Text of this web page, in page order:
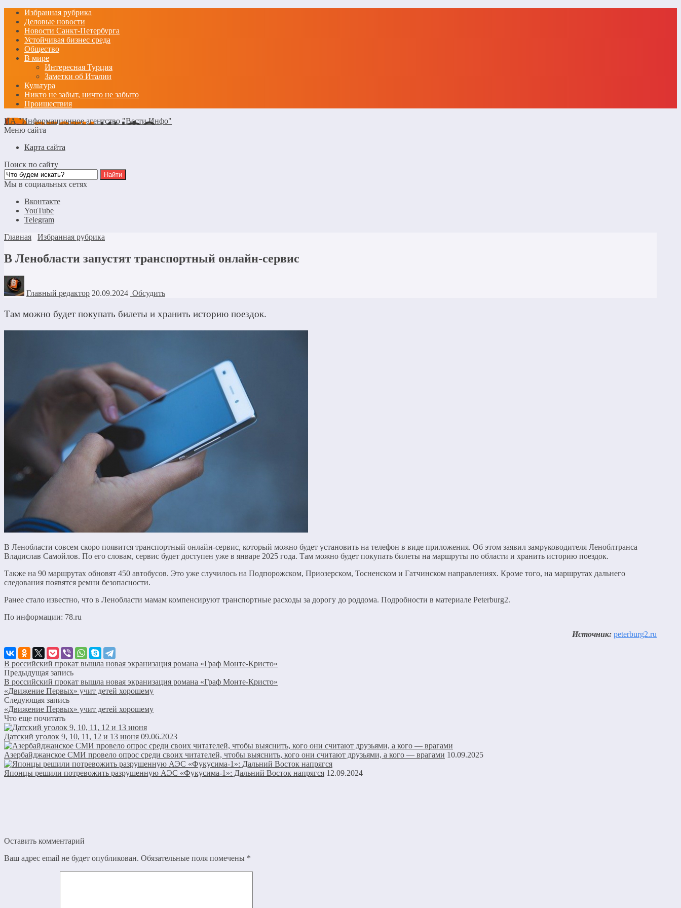
Избранная рубрика
Деловые новости
Новости Санкт-Петербурга
Устойчивая бизнес среда
Общество
В мире
Интересная Турция
Заметки об Италии
Культура
Никто не забыт, ничто не забыто
Проишествия
ИА "Информационное агентство "Вести Инфо"
Меню сайта
Карта сайта
Поиск по сайту
Мы в социальных сетях
Вконтакте
YouTube
Telegram
Главная
Избранная рубрика
В Ленобласти запустят транспортный онлайн-сервис
Главный редактор 20.09.2024 Обсудить
Там можно будет покупать билеты и хранить историю поездок.
В Ленобласти совсем скоро появится транспортный онлайн-сервис, который можно будет установить на телефон в виде приложения. Об этом заявил замруководителя Леноблтранса
Владислав Самойлов. По его словам, сервис будет доступен уже в январе 2025 года. Там можно будет покупать билеты на маршруты по области и хранить историю поездок.
Также на 90 маршрутах обновят 450 автобусов. Это уже случилось на Подпорожском, Приозерском, Тосненском и Гатчинском направлениях. Кроме того, на маршрутах дальнего
следования появятся ремни безопасности.
Ранее стало известно, что в Ленобласти мамам компенсируют транспортные расходы за дорогу до роддома. Подробности в материале Peterburg2.
По информации: 78.ru
Источник: peterburg2.ru
В российский прокат вышла новая экранизация романа «Граф Монте-Кристо»
Предыдущая запись
В российский прокат вышла новая экранизация романа «Граф Монте-Кристо»
«Движение Первых» учит детей хорошему
Следующая запись
«Движение Первых» учит детей хорошему
Что еще почитать
Датский уголок 9, 10, 11, 12 и 13 июня 09.06.2023
Азербайджанское СМИ провело опрос среди своих читателей, чтобы выяснить, кого они считают друзьями, а кого — врагами 10.09.2025
Японцы решили потревожить разрушенную АЭС «Фукусима-1»: Дальний Восток напрягся 12.09.2024
Оставить комментарий
Ваш адрес email не будет опубликован. Обязательные поля помечены *